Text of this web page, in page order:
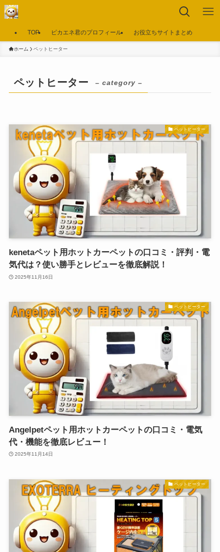
TOP ピカエネ君のプロフィール お役立ちサイトまとめ
ホーム ペットヒーター
ペットヒーター – category –
ペットヒーター
kenetaペット用ホットカーペットの口コミ・評判・電
気代は？使い勝手とレビューを徹底解説！
2025年11月16日
ペットヒーター
Angelpetペット用ホットカーペットの口コミ・電気
代・機能を徹底レビュー！
2025年11月14日
ペットヒーター